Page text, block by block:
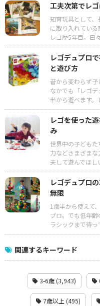
工夫次第でレ
知育玩具として
に取り入れてい
レゴ歴5年目。日
レゴデュプロ
と遊び方
昔から変わらず子
なかでも「レゴ
半から遊べます。
レゴを使った
み
世界中の子ども
力などさまざま
夫して遊んでほし
レゴデュプロ
無限
1歳半から使えて
プロ。でも低年
ラシックまで待っ
関連するキーワード
3-6歳 (3,943)
7歳以上 (495)